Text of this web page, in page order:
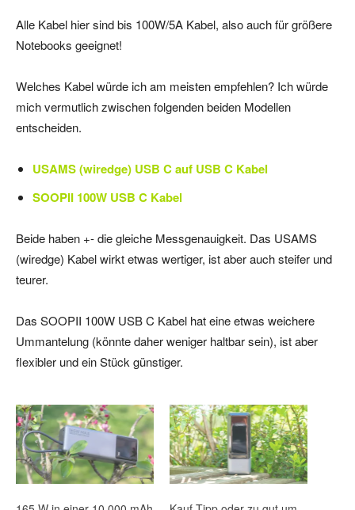
Alle Kabel hier sind bis 100W/5A Kabel, also auch für größere
Notebooks geeignet!
Welches Kabel würde ich am meisten empfehlen? Ich würde
mich vermutlich zwischen folgenden beiden Modellen
entscheiden.
USAMS (wiredge) USB C auf USB C Kabel
SOOPII 100W USB C Kabel
Beide haben +- die gleiche Messgenauigkeit. Das USAMS
(wiredge) Kabel wirkt etwas wertiger, ist aber auch steifer und
teurer.
Das SOOPII 100W USB C Kabel hat eine etwas weichere
Ummantelung (könnte daher weniger haltbar sein), ist aber
flexibler und ein Stück günstiger.